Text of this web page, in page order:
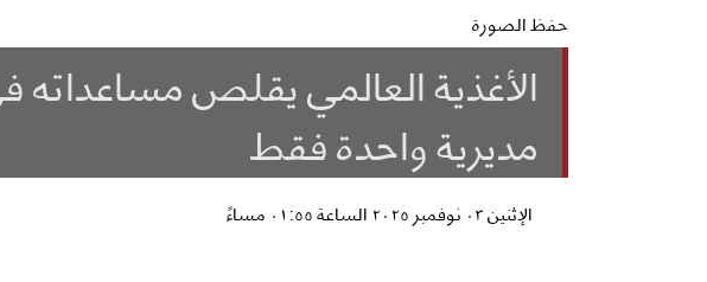
حفظ الصورة
الأغذية العالمي يقلص
مديرية واحدة فقط
الإثنين ٠٣ نوفمبر ٢٠٢٥ الساعة ٠١:٥٥ مساءً